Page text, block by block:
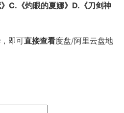
C.《灼眼的夏娜》D.《刀剑神
，即可直接查看度盘/阿里云盘地